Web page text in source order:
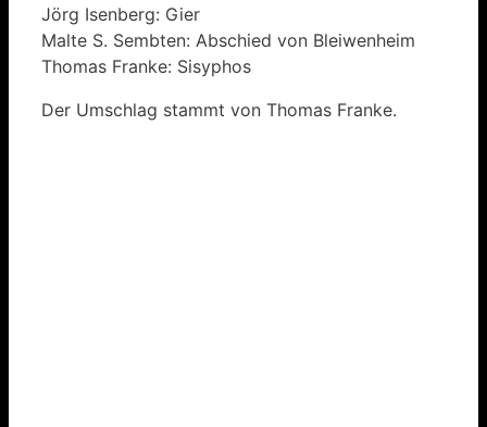
Jörg Isenberg: Gier
Malte S. Sembten: Abschied von Bleiwenheim
Thomas Franke: Sisyphos
Der Umschlag stammt von Thomas Franke.